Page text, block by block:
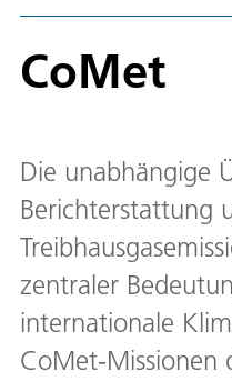
CoMet
Die unabhängige
Berichterstattung
zentraler
internationale
CoMet-Missionen